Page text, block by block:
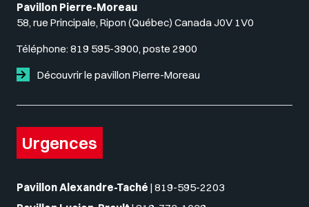
Pavillon Pierre-Moreau
58, rue Principale, Ripon (Québec) Canada J0V 1V0
Téléphone: 819 595-3900, poste 2900
Découvrir le pavillon Pierre-Moreau
Urgences
Pavillon Alexandre-Taché | 819-595-2203